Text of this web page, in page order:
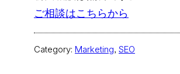
ご相談はこちらから
Category: Marketing, SEO